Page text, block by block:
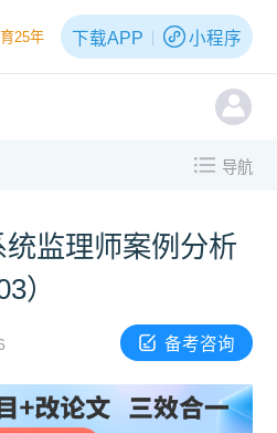
25年 下载APP 小程序
导航
监理师案例分析
）
备考咨询